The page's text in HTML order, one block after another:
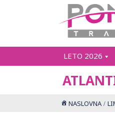
LETO 2026
NASLOVNA